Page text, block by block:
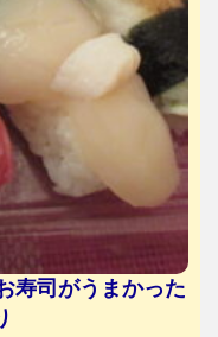
寿司がうまかった